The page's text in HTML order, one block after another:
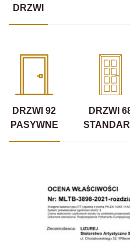
DRZWI
DRZWI 92
PASYWNE
DRZWI